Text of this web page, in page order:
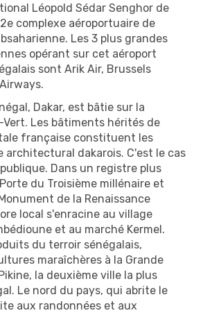
Léopold Sédar Senghor de
complexe aéroportuaire de
Les 3 plus grandes
opérant sur cet aéroport
sont Arik Air, Brussels
Dakar, est bâtie sur la
Vert. Les bâtiments hérités de
française constituent les
architectural dakarois. C'est le cas
Dans un registre plus
du Troisième millénaire et
de la Renaissance
local s'enracine au village
et au marché Kermel.
du terroir sénégalais,
maraîchères à la Grande
la deuxième ville la plus
Le nord du pays, qui abrite le
aux randonnées et aux